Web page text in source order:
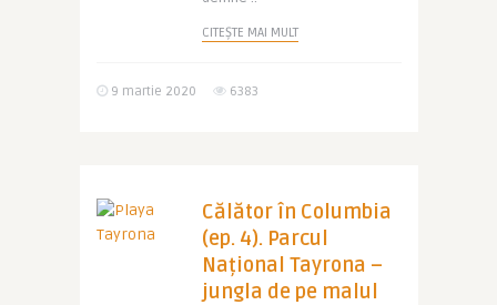
CITEȘTE MAI MULT
9 martie 2020 6383
Călător în Columbia
(ep. 4). Parcul
Național Tayrona –
jungla de pe malul